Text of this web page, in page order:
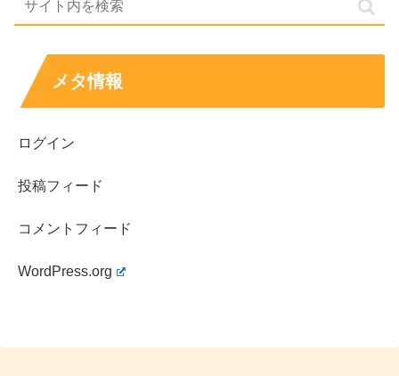
メタ情報
ログイン
投稿フィード
コメントフィード
WordPress.org